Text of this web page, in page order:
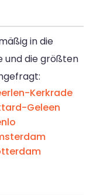
in die
und die größten
Kerkrade
Geleen